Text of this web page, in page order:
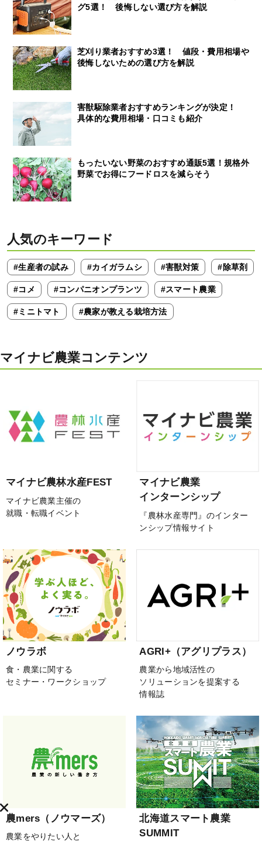
グ5選！ 後悔しない選び方を解説
芝刈り業者おすすめ3選！ 値段・費用相場や
後悔しないための選び方を解説
害獣駆除業者おすすめランキングが決定！
具体的な費用相場・口コミも紹介
もったいない野菜のおすすめ通販5選！規格外
野菜でお得にフードロスを減らそう
人気のキーワード
#生産者の試み #カイガラムシ #害獣対策 #除草剤
#コメ #コンパニオンプランツ #スマート農業
#ミニトマト #農家が教える栽培方法
マイナビ農業コンテンツ
マイナビ農林水産FEST
マイナビ農業主催の
就職・転職イベント
マイナビ農業
インターンシップ
『農林水産専門』のインター
ンシップ情報サイト
ノウラボ
食・農業に関する
セミナー・ワークショップ
AGRI+（アグリプラス）
農業から地域活性の
ソリューションを提案する
情報誌
農mers（ノウマーズ）
農業をやりたい人と
北海道スマート農業
SUMMIT